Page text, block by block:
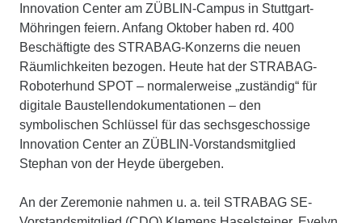
Innovation Center am ZÜBLIN-Campus in Stuttgart-
Möhringen feiern. Anfang Oktober haben rd. 400
Beschäftigte des STRABAG-Konzerns die neuen
Räumlichkeiten bezogen. Heute hat der STRABAG-
Roboterhund SPOT – normalerweise „zuständig“ für
digitale Baustellendokumentationen – den
symbolischen Schlüssel für das sechsgeschossige
Innovation Center an ZÜBLIN-Vorstandsmitglied
Stephan von der Heyde übergeben.
An der Zeremonie nahmen u. a. teil STRABAG SE-